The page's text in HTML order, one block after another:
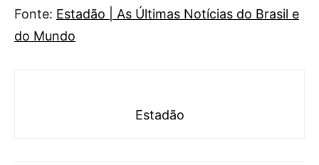
Fonte: Estadão | As Últimas Notícias do Brasil e
do Mundo
Estadão